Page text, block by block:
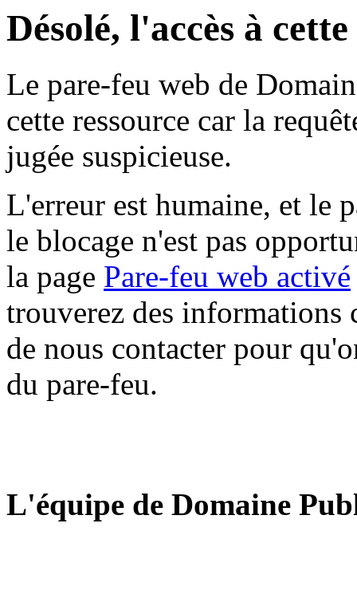
Désolé, l'accès à
Le pare-feu web de
cette ressource car la
jugée suspicieuse.
L'erreur est humaine, et le
le blocage n'est pas
la page Pare-feu web activé
trouverez des informations
de nous contacter pour
du pare-feu.
L'équipe de Domaine